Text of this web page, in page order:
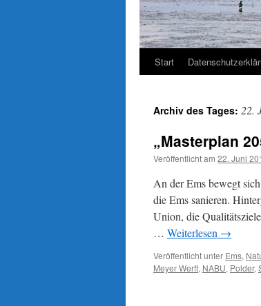
Start
Archiv des Tages: 22.
„Masterplan
Veröffentlicht am 22. Juni
An der Ems bewegt
die Ems sanieren.
Union, die
… Weiterlesen →
Veröffentlicht unter Ems,
Meyer Werft, NABU, Polder,